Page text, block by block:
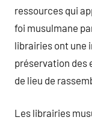
ressources qui
foi musulmane
librairies ont une
préservation des
de lieu de
Les librairies